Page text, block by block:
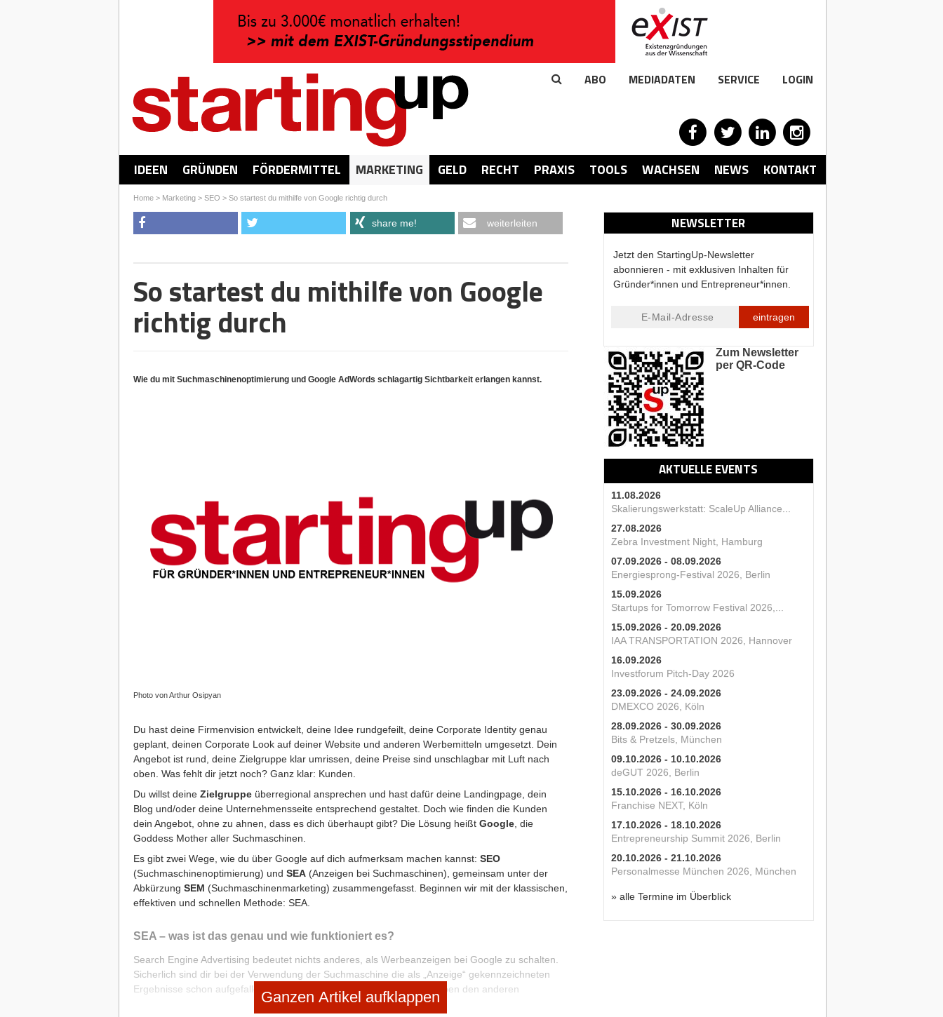
ABO MEDIADATEN SERVICE LOGIN
IDEEN GRÜNDEN FÖRDERMITTEL MARKETING GELD RECHT PRAXIS TOOLS WACHSEN NEWS KONTAKT
Home> Marketing> SEO > So startest du mithilfe von Google richtig durch
NEWSLETTER
Jetzt den StartingUp-Newsletter
abonnieren - mit exklusiven Inhalten für
Gründer*innen und Entrepreneur*innen.
eintragen
Zum Newsletter
per QR-Code
AKTUELLE EVENTS
11.08.2026
Skalierungswerkstatt: ScaleUp Alliance...
27.08.2026
Zebra Investment Night, Hamburg
07.09.2026 - 08.09.2026
Energiesprong-Festival 2026, Berlin
15.09.2026
Startups for Tomorrow Festival 2026,...
15.09.2026 - 20.09.2026
IAA TRANSPORTATION 2026, Hannover
16.09.2026
Investforum Pitch-Day 2026
23.09.2026 - 24.09.2026
DMEXCO 2026, Köln
28.09.2026 - 30.09.2026
Bits & Pretzels, München
09.10.2026 - 10.10.2026
deGUT 2026, Berlin
15.10.2026 - 16.10.2026
Franchise NEXT, Köln
17.10.2026 - 18.10.2026
Entrepreneurship Summit 2026, Berlin
20.10.2026 - 21.10.2026
Personalmesse München 2026, München
» alle Termine im Überblick
share me! weiterleiten
So startest du mithilfe von Google
richtig durch
Wie du mit Suchmaschinenoptimierung und Google AdWords schlagartig Sichtbarkeit erlangen kannst.
Photo von Arthur Osipyan
Du hast deine Firmenvision entwickelt, deine Idee rundgefeilt, deine Corporate Identitygenau
geplant, deinen Corporate Look auf deiner Website und anderen Werbemitteln umgesetzt. Dein
Angebot ist rund, deine Zielgruppe klar umrissen, deine Preise sind unschlagbar mit Luft nach
oben. Was fehlt dir jetzt noch? Ganz klar: Kunden.
Du willst deineZielgruppeüberregional ansprechen und hast dafür deine Landingpage, dein
Blog und/oder deine Unternehmensseite entsprechend gestaltet. Doch wie finden die Kunden
dein Angebot, ohne zu ahnen, dass es dich überhaupt gibt? Die Lösung heißt Google, die
Goddess Mother aller Suchmaschinen.
Es gibt zwei Wege, wie du über Google auf dich aufmerksam machen kannst: SEO
(Suchmaschinenoptimierung) und SEA(Anzeigen bei Suchmaschinen), gemeinsam unter der
Abkürzung SEM (Suchmaschinenmarketing) zusammengefasst. Beginnen wir mit der klassischen,
effektiven und schnellen Methode: SEA.
SEA – was ist das genau und wie funktioniert es?
Search Engine Advertising bedeutet nichts anderes, als Werbeanzeigen bei Google zu schalten.
Sicherlich sind dir bei der Verwendung der Suchmaschine die als „Anzeige“ gekennzeichneten
Ergebnisse schon aufgefallen, die am Desktop PC über und rechts neben den anderen
Ergebnissen ausgespielt werden. Die prominente Darstellung lässt sich Google natürlich vergüten
Ganzen Artikel aufklappen